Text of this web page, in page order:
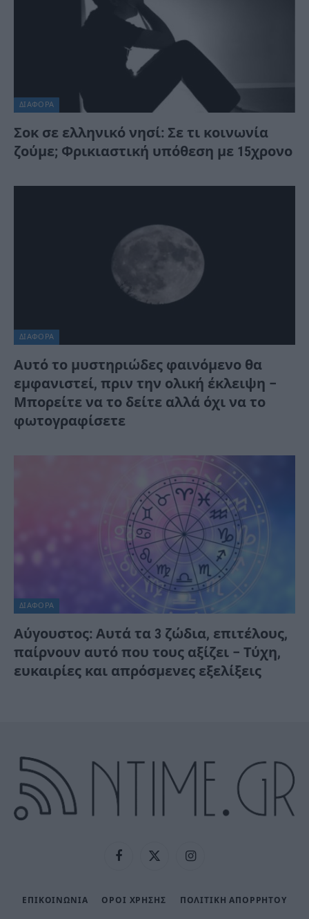
ΔΙΆΦΟΡΑ
Σοκ σε ελληνικό νησί: Σε τι κοινωνία
ζούμε; Φρικιαστική υπόθεση με 15χρονο
ΔΙΆΦΟΡΑ
Αυτό το μυστηριώδες φαινόμενο θα
εμφανιστεί, πριν την ολική έκλειψη –
Μπορείτε να το δείτε αλλά όχι να το
φωτογραφίσετε
ΔΙΆΦΟΡΑ
Αύγουστος: Αυτά τα 3 ζώδια, επιτέλους,
παίρνουν αυτό που τους αξίζει – Τύχη,
ευκαιρίες και απρόσμενες εξελίξεις
FacebookX
Instagram
ΕΠΙΚΟΙΝΩΝΙΑ ΟΡΟΙ ΧΡΗΣΗΣ ΠΟΛΙΤΙΚΉ ΑΠΟΡΡΉΤΟΥ